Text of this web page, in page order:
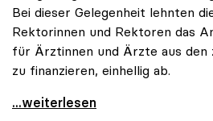
Bei dieser Gelegenheit lehnten
Rektorinnen und Rektoren das
für Ärztinnen und Ärzte aus den
zu finanzieren, einhellig ab.
uniko: Keine Finanzierung der
...weiterlesen